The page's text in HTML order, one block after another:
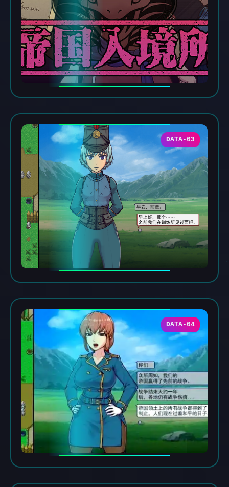
DATA-03
DATA-04